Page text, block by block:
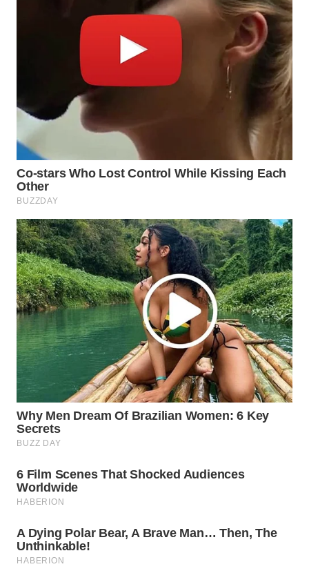
WN
TANGERANG
WN
BINJAI
WN
CIREBON
WN
INDRAMAYU
WN
KUNINGAN
MAJALENGKA
WN
SUBANG
WN
SUKABUMI
WN
PURWAKARTA